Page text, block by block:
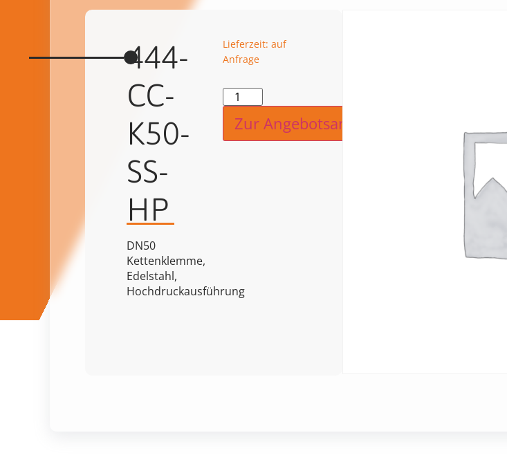
444-
CC-
K50-
SS-
HP
DN50
Kettenklemme,
Edelstahl,
Hochdruckausführung
Lieferzeit: auf
Anfrage
Zur Angebotsanfrage hinzufügen